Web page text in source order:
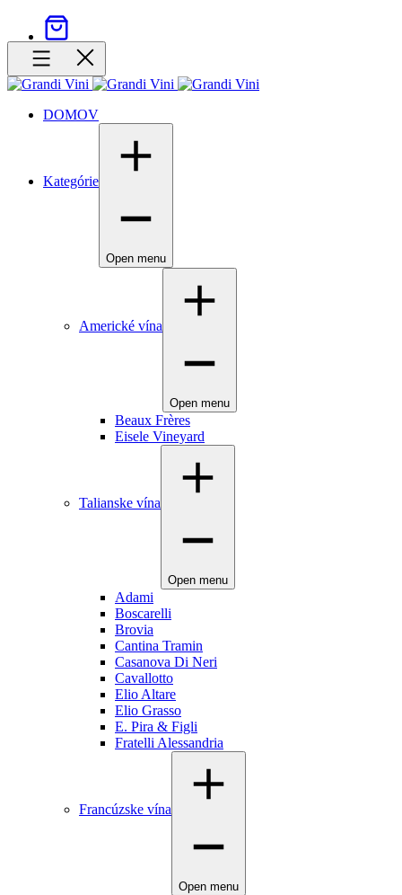
DOMOV
Kategórie
Open menu
Americké vína
Open menu
Beaux Frères
Eisele Vineyard
Talianske vína
Open menu
Adami
Boscarelli
Brovia
Cantina Tramin
Casanova Di Neri
Cavallotto
Elio Altare
Elio Grasso
E. Pira & Figli
Fratelli Alessandria
Francúzske vína
Open menu